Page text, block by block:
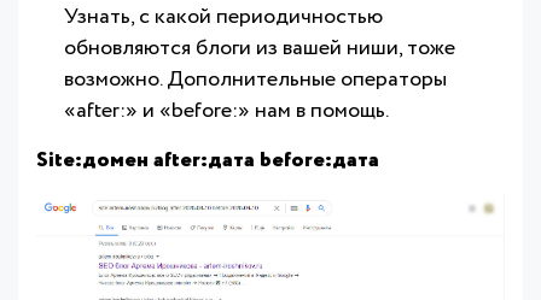
Узнать, с какой периодичностью
обновляются блоги из вашей ниши, тоже
возможно. Дополнительные операторы
«after:» и «before:» нам в помощь.
Site:домен after:дата before:дата